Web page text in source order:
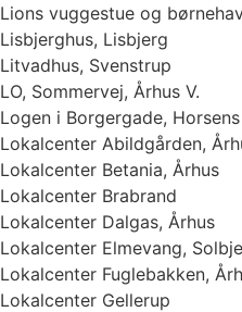
Lions vuggestue og
Lisbjerghus, Lisbjerg
Litvadhus, Svenstrup
LO, Sommervej, Århus V.
Logen i Borgergade, Horsens
Lokalcenter Abildgården,
Lokalcenter Betania, Århus
Lokalcenter Brabrand
Lokalcenter Dalgas, Århus
Lokalcenter Elmevang,
Lokalcenter Fuglebakken,
Lokalcenter Gellerup